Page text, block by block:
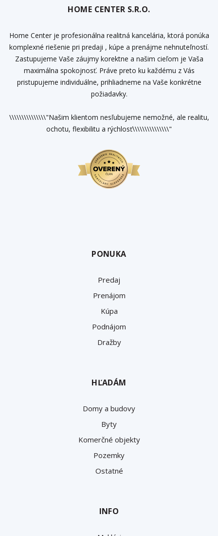
HOME CENTER S.R.O.
Home Center je profesionálna realitná kancelária, ktorá ponúka
komplexné riešenie pri predaji , kúpe a prenájme nehnuteľností.
Zastupujeme Vaše záujmy korektne a našim cieľom je Vaša
maximálna spokojnosť. Práve preto ku každému z Vás
pristupujeme individuálne, prihliadneme na Vaše konkrétne
požiadavky.
\\\\\\\\\\\\\\\"Našim klientom nesľubujeme nemožné, ale realitu,
ochotu, flexibilitu a rýchlosť\\\\\\\\\\\\\\\"
PONUKA
Predaj
Prenájom
Kúpa
Podnájom
Dražby
HĽADÁM
Domy a budovy
Byty
Komerčné objekty
Pozemky
Ostatné
INFO